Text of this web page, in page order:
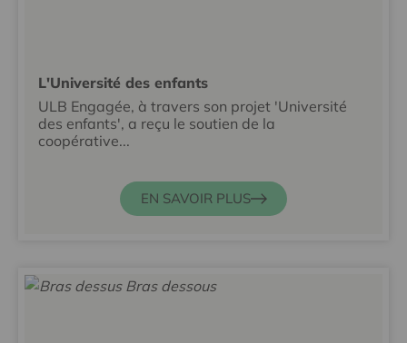
L'Université des enfants
ULB Engagée, à travers son projet 'Université
des enfants', a reçu le soutien de la
coopérative...
EN SAVOIR PLUS